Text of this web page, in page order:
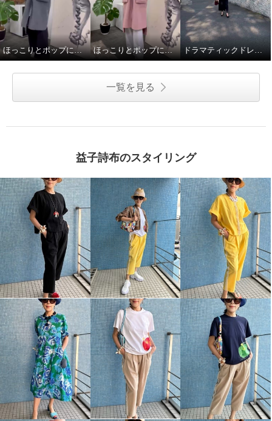
ほっこりとポップに冬を楽しことむコートスタイル ほっこりとポップに冬を楽しことむコートスタイル ドラマティックドレスで秋を楽しむ
一覧を見る
益子詩布のスタイリング